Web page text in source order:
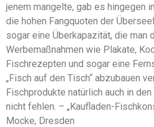
jenem mangelte, gab es hingegen
die hohen Fangquoten der
sogar eine Überkapazität, die man
Werbemaßnahmen wie Plakate,
Fischrezepten und sogar eine
„Fisch auf den Tisch“ abzubauen
Fischprodukte natürlich auch in
nicht fehlen. – „Kaufladen-
Mocke, Dresden